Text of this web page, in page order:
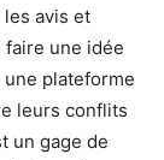
avis et
faire une idée
plateforme
leurs conflits
un gage de